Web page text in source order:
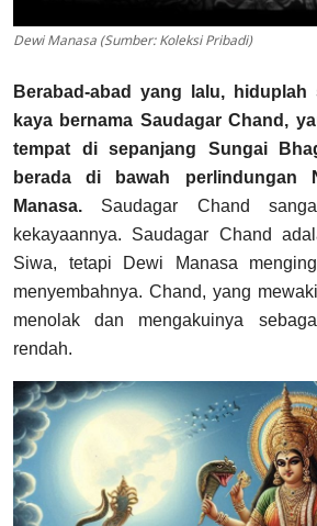
Dewi Manasa (Sumber: Koleksi Pribadi)
Berabad-abad yang lalu, hiduplah
kaya bernama Saudagar Chand,
tempat di sepanjang Sungai
berada di bawah perlindungan
Manasa. Saudagar Chand
kekayaannya. Saudagar Chand
Siwa, tetapi Dewi Manasa
menyembahnya. Chand, yang
menolak dan mengakuinya
rendah.